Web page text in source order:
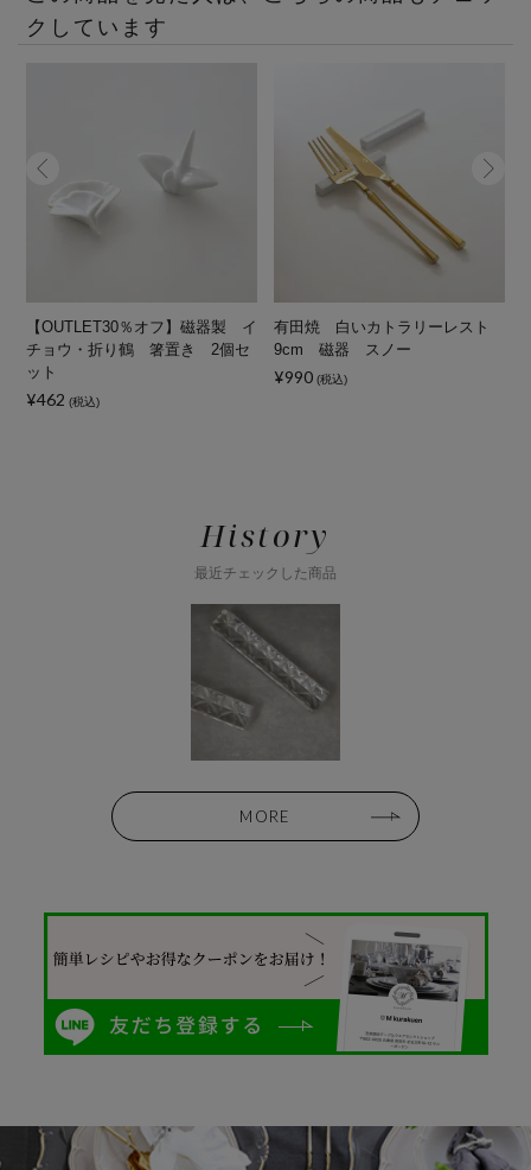
クしています
【OUTLET30％オフ】磁器製 イ
チョウ・折り鶴 箸置き 2個セ
ット
¥462 (税込)
有田焼 白いカトラリーレスト
9cm 磁器 スノー
¥990 (税込)
History
最近チェックした商品
MORE